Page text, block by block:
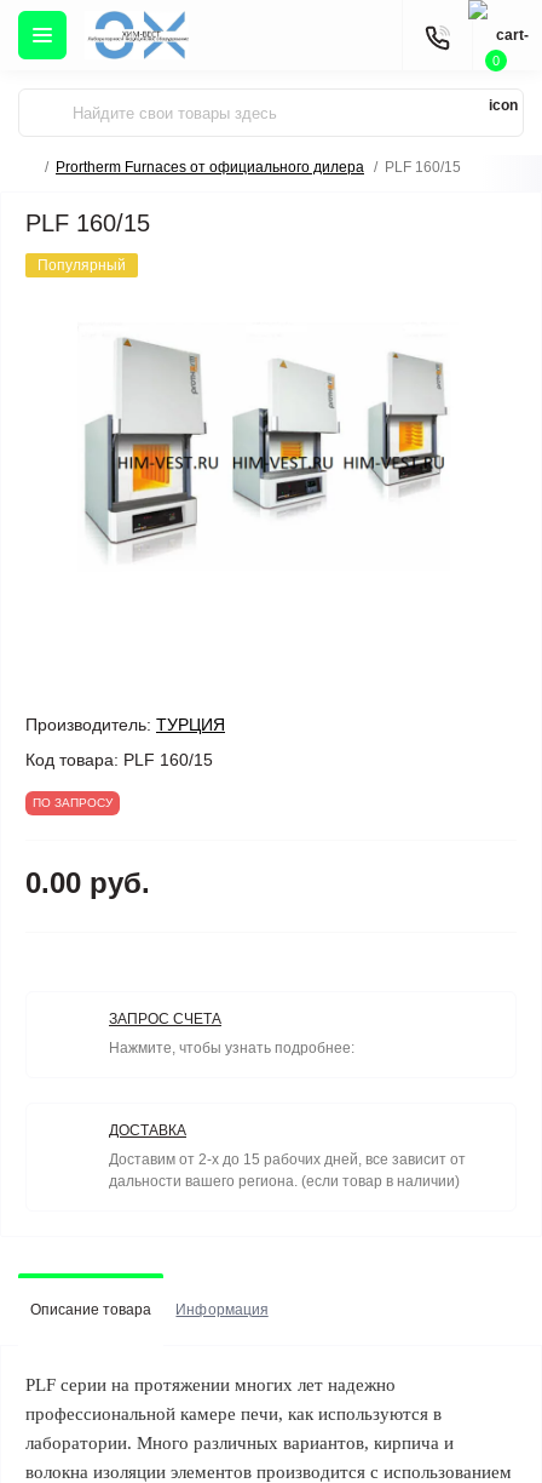
0
Prortherm Furnaces от официального дилера PLF 160/15
PLF 160/15
Популярный
Производитель: ТУРЦИЯ
Код товара: PLF 160/15
ПО ЗАПРОСУ
0.00 руб.
ЗАПРОС СЧЕТА
Нажмите, чтобы узнать подробнее:
ДОСТАВКА
Доставим от 2-х до 15 рабочих дней, все зависит от
дальности вашего региона. (если товар в наличии)
Описание товара Информация
PLF серии на протяжении многих лет надежно
профессиональной камере печи, как используются в
лаборатории. Много различных вариантов, кирпича и
волокна изоляции элементов производится с использованием